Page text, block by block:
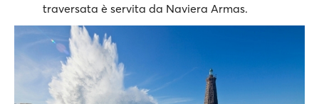
traversata è servita da Naviera Armas.